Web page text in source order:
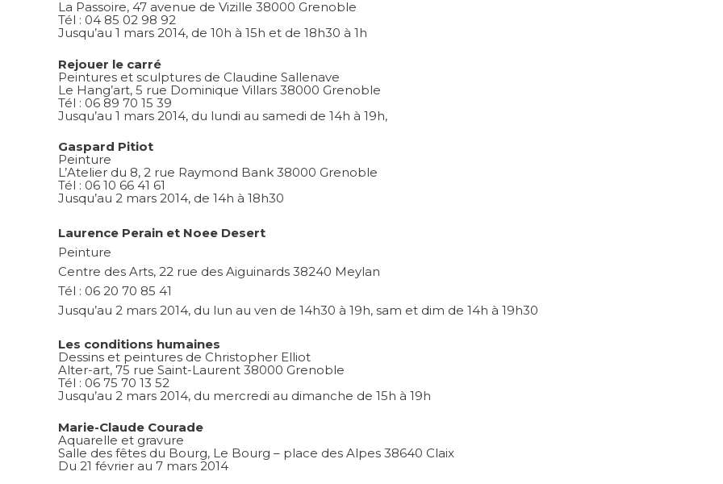
La Passoire, 47 avenue de Vizille 38000 Grenoble
Tél : 04 85 02 98 92
Jusqu’au 1 mars 2014, de 10h à 15h et de 18h30 à 1h
Rejouer le carré
Peintures et sculptures de Claudine Sallenave
Le Hang’art, 5 rue Dominique Villars 38000 Grenoble
Tél : 06 89 70 15 39
Jusqu’au 1 mars 2014, du lundi au samedi de 14h à 19h,
Gaspard Pitiot
Peinture
L’Atelier du 8, 2 rue Raymond Bank 38000 Grenoble
Tél : 06 10 66 41 61
Jusqu’au 2 mars 2014, de 14h à 18h30
Laurence Perain et Noee Desert
Peinture
Centre des Arts, 22 rue des Aiguinards 38240 Meylan
Tél : 06 20 70 85 41
Jusqu’au 2 mars 2014, du lun au ven de 14h30 à 19h, sam et dim de 14h à 19h30
Les conditions humaines
Dessins et peintures de Christopher Elliot
Alter-art, 75 rue Saint-Laurent 38000 Grenoble
Tél : 06 75 70 13 52
Jusqu’au 2 mars 2014, du mercredi au dimanche de 15h à 19h
Marie-Claude Courade
Aquarelle et gravure
Salle des fêtes du Bourg, Le Bourg – place des Alpes 38640 Claix
Du 21 février au 7 mars 2014